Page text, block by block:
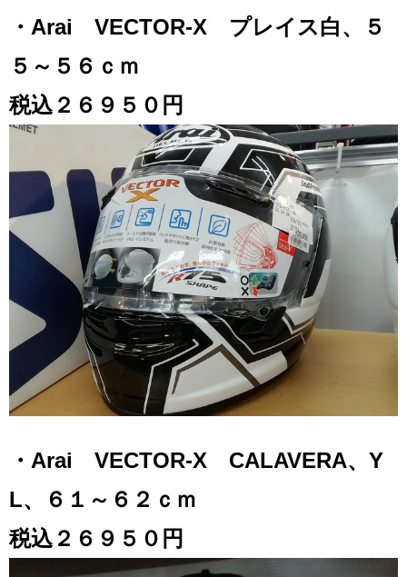
・Arai VECTOR-X プレイス白、５
５～５６ｃｍ
税込２６９５０円
・Arai VECTOR-X CALAVERA、Y
L、６１～６２ｃｍ
税込２６９５０円